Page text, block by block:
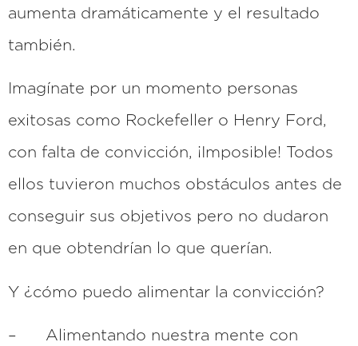
aumenta dramáticamente y el resultado
también.
Imagínate por un momento personas
exitosas como Rockefeller o Henry Ford,
con falta de convicción, ¡Imposible! Todos
ellos tuvieron muchos obstáculos antes de
conseguir sus objetivos pero no dudaron
en que obtendrían lo que querían.
Y ¿cómo puedo alimentar la convicción?
– Alimentando nuestra mente con